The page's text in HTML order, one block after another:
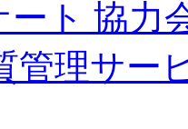
ート 協力
管理サー